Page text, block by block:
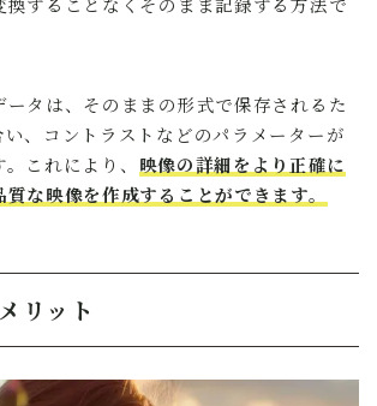
タは、そのままの形式で保存されるた
い、コントラストなどのパラメーターが
これにより、 映像の詳細をより正確に
な映像を作成することができます。
リット